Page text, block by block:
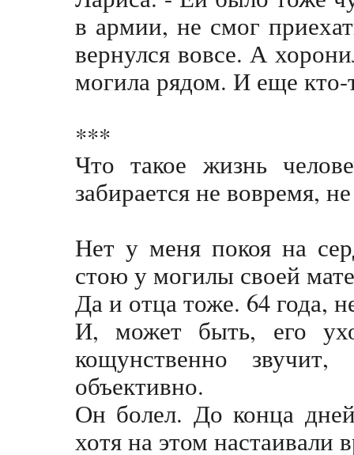
в армии, не смог
вернулся вовсе. А
могила рядом. И еще
***
Что такое жизнь
забирается не вовремя,
Нет у меня покоя на
стою у могилы своей
Да и отца тоже. 64 года,
И, может быть, его
кощунственно
объективно.
Он болел. До конца
хотя на этом настаивали